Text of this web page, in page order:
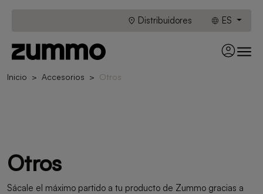
Distribuidores ES
Inicio Accesorios Otros
Otros
Sácale el máximo partido a tu producto de Zummo gracias a